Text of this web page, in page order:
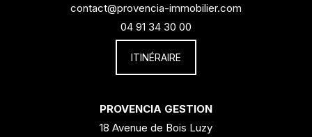
contact@provencia-immobilier.com
04 91 34 30 00
ITINÉRAIRE
PROVENCIA GESTION
18 Avenue de Bois Luzy